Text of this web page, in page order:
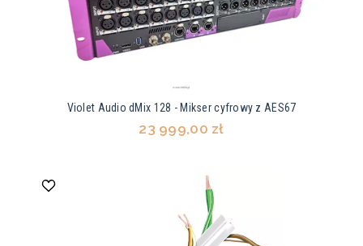
Violet Audio dMix 128 - Mikser cyfrowy z AES67
23 999,00 zł